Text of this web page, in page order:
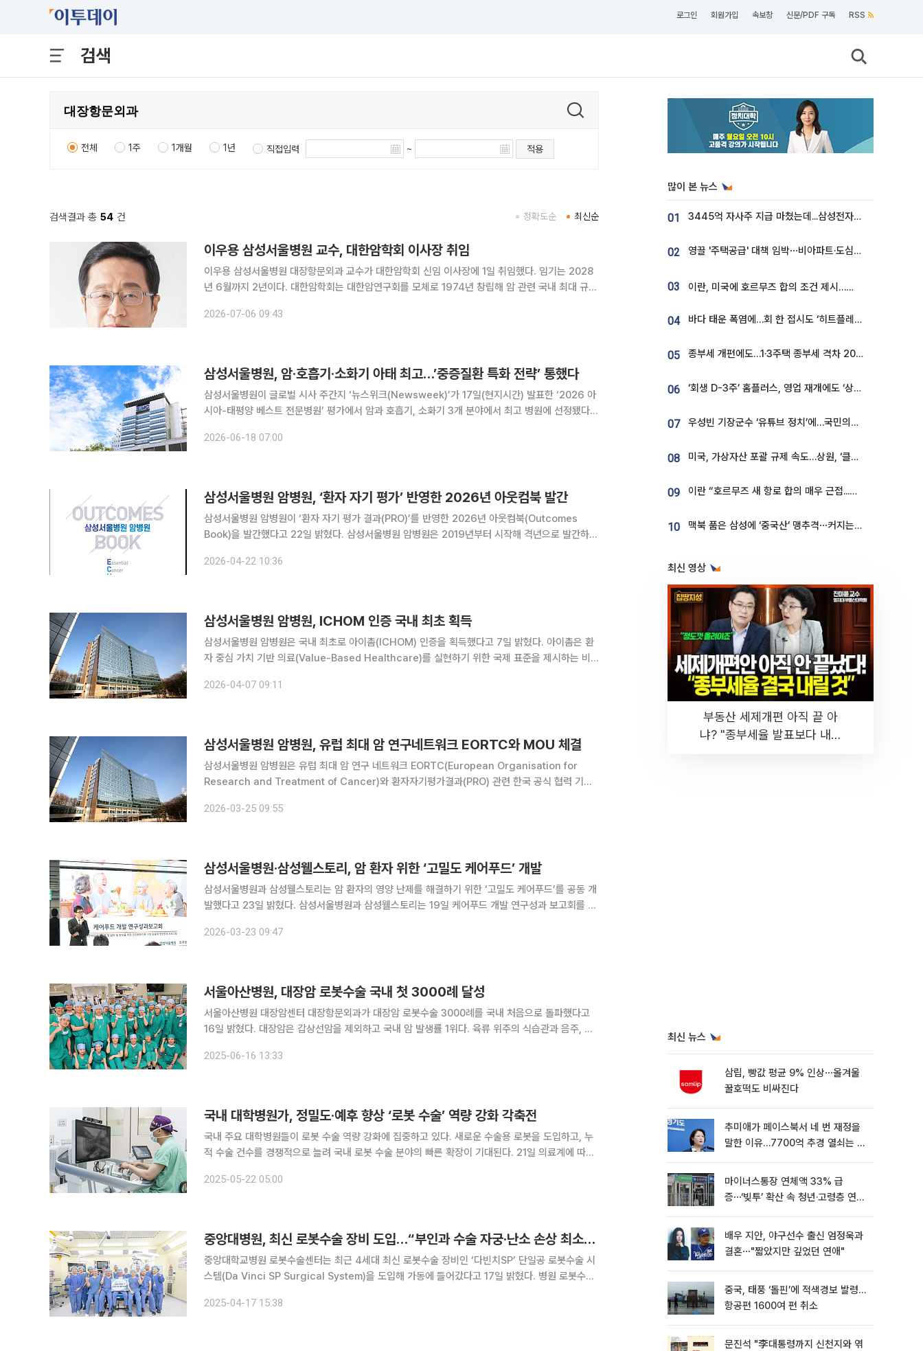
로그인 회원가입 속보창 신문/PDF 구독 RSS
검색
전체 1주 1개월 1년 직접입력 ~ 적용
검색결과 총 54 건 최신순
정확도순
이우용 삼성서울병원 교수, 대한암학회 이사장 취임
이우용 삼성서울병원 대장항문외과 교수가 대한암학회 신임 이사장에 1일 취임했다. 임기는 2028
년 6월까지 2년이다. 대한암학회는 대한암연구회를 모체로 1974년 창립해 암 관련 국내 최대 규모
대장항문질환 분야에서 손꼽히는 명의로 1988년 서울의대
2026-07-06 09:43
삼성서울병원, 암·호흡기·소화기 아태 최고…’중증질환 특화 전략’ 통했다
삼성서울병원이 글로벌 시사 주간지 ‘뉴스위크(Newsweek)’가 17일(현지시간) 발표한 ‘2026 아
시아-태평양 베스트 전문병원’ 평가에서 암과 호흡기, 소화기 3개 분야에서 최고 병원에 선정됐다고
뢰해 한국과 일본, 호주, 대만, 싱가포르, 태
2026-06-18 07:00
삼성서울병원 암병원, ‘환자 자기 평가’ 반영한 2026년 아웃컴북 발간
삼성서울병원 암병원이 ‘환자 자기 평가 결과(PRO)’를 반영한 2026년 아웃컴북(Outcomes
Book)을 발간했다고 22일 밝혔다. 삼성서울병원 암병원은 2019년부터 시작해 격년으로 발간하던
으로 발간 6번째를 맞은 아웃컴북에는 환자의 진단부터 치
2026-04-22 10:36
삼성서울병원 암병원, ICHOM 인증 국내 최초 획득
삼성서울병원 암병원은 국내 최초로 아이촘(ICHOM) 인증을 획득했다고 7일 밝혔다. 아이촘은 환
자 중심 가치 기반 의료(Value-Based Healthcare)를 실현하기 위한 국제 표준을 제시하는 비
과 측정 세트(Standard Sets)’로 개
2026-04-07 09:11
삼성서울병원 암병원, 유럽 최대 암 연구네트워크 EORTC와 MOU 체결
삼성서울병원 암병원은 유럽 최대 암 연구 네트워크 EORTC(European Organisation for
Research and Treatment of Cancer)와 환자자기평가결과(PRO) 관련 한국 공식 협력 기관
국가와 공식 협업에 나선 것은
2026-03-25 09:55
삼성서울병원·삼성웰스토리, 암 환자 위한 ‘고밀도 케어푸드’ 개발
삼성서울병원과 삼성웰스토리는 암 환자의 영양 난제를 해결하기 위한 ‘고밀도 케어푸드’를 공동 개
발했다고 23일 밝혔다. 삼성서울병원과 삼성웰스토리는 19일 케어푸드 개발 연구성과 보고회를 개
회복 및 삶의 질 향상을 위한 건강행동이론 기반 맞춤형 영양 중재
2026-03-23 09:47
서울아산병원, 대장암 로봇수술 국내 첫 3000례 달성
서울아산병원 대장암센터 대장항문외과가 대장암 로봇수술 3000례를 국내 처음으로 돌파했다고
16일 밝혔다. 대장암은 갑상선암을 제외하고 국내 암 발생률 1위다. 육류 위주의 식습관과 음주, 비
장암센터는 최근까지 3만9000건의 대장암 수술을 시행했으며, 그
2025-06-16 13:33
국내 대학병원가, 정밀도·예후 향상 ‘로봇 수술’ 역량 강화 각축전
국내 주요 대학병원들이 로봇 수술 역량 강화에 집중하고 있다. 새로운 수술용 로봇을 도입하고, 누
적 수술 건수를 경쟁적으로 늘려 국내 로봇 수술 분야의 빠른 확장이 기대된다. 21일 의료계에 따르
다양한 분야 수술에 로봇이 활용되고 있고 적응증도 점차 확장되고
2025-05-22 05:00
중앙대병원, 최신 로봇수술 장비 도입…“부인과 수술 자궁·난소 손상 최소화”
중앙대학교병원 로봇수술센터는 최근 4세대 최신 로봇수술 장비인 ‘다빈치SP’ 단일공 로봇수술 시
스템(Da Vinci SP Surgical System)을 도입해 가동에 들어갔다고 17일 밝혔다. 병원 로봇수술
(Da Vinci Surgical Sys
2025-04-17 15:38
많이 본 뉴스
01 3445억 자사주 지급 마쳤는데...삼성전자 DX노조, 뒤늦은 '떼쓰기 집회'
02 영끌 '주택공급' 대책 임박⋯비아파트·도심복합까지 총동원
03 이란, 미국에 호르무즈 합의 조건 제시…美 “경기 아직 안 끝나” [종합]
04 바다 태운 폭염에…회 한 접시도 ‘히트플레이션’
05 종부세 개편에도…1·3주택 종부세 격차 2028년부터 확대
06 ‘회생 D-3주’ 홈플러스, 영업 재개에도 ‘상품 공급망’ 복구가 생존 관건
07 우성빈 기장군수 ‘유튜브 정치’에…국민의힘 군의원들 집단 반발
08 미국, 가상자산 포괄 규제 속도…상원, ‘클래리티법’ 9월 절차투표 추진
09 이란 “호르무즈 새 항로 합의 매우 근접...미국 배상 먼저”
10 맥북 품은 삼성에 ‘중국산’ 맹추격⋯커지는 노트북 OLED 시장
최신 영상
부동산 세제개편 아직 끝 아
냐? "종부세율 발표보다 내릴
최신 뉴스
삼립, 빵값 평균 9% 인상⋯올겨울
꿀호떡도 비싸진다
추미애가 페이스북서 네 번 재정을
말한 이유…7700억 추경 열쇠는 도
마이너스통장 연체액 33% 급
증⋯‘빚투’ 확산 속 청년·고령층 연체
배우 지안, 야구선수 출신 엄정욱과
결혼⋯"짧았지만 깊었던 연애"
중국, 태풍 ‘돌핀’에 적색경보 발령…
항공편 1600여 편 취소
문진석 "李대통령까지 신천지와 엮